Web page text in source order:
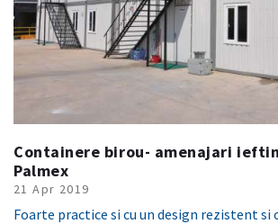
Containere birou- amenajari
Palmex
21 Apr 2019
Foarte practice si cu un design rezistent